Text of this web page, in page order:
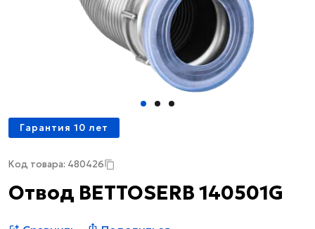
Гарантия 10 лет
Код товара: 480426
Отвод BETTOSERB 140501G